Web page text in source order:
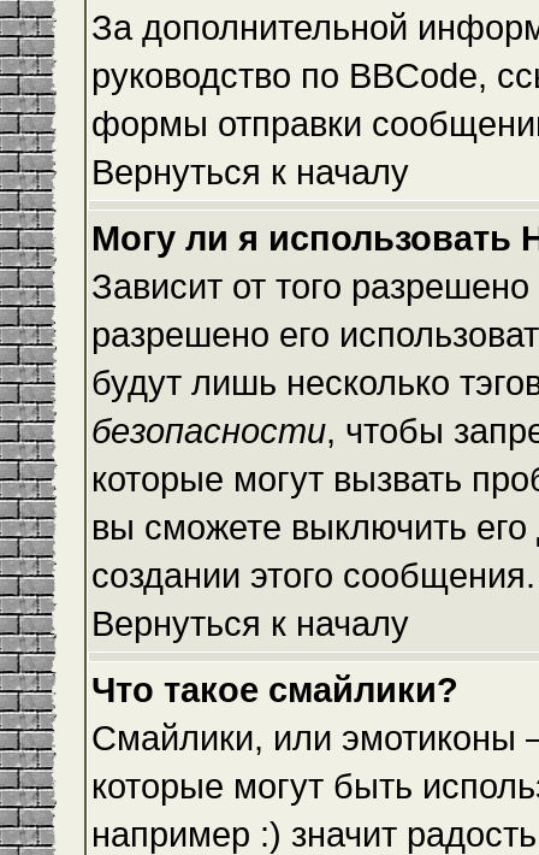
За дополнительной
руководство по BBCode,
формы отправки
Вернуться к началу
Могу ли я использовать
Зависит от того
разрешено его
будут лишь несколько
безопасности, чтобы
которые могут вызвать
вы сможете выключить
создании этого сообщения.
Вернуться к началу
Что такое смайлики?
Смайлики, или эмотиконы
которые могут быть
например :) значит